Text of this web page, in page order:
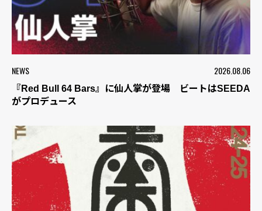
NEWS 2026.08.06
『Red Bull 64 Bars』に仙人掌が登場 ビートはSEEDA
がプロデュース